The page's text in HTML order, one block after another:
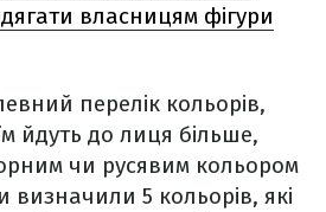
власницям фігури
перелік кольорів,
йдуть до лиця більше,
чи русявим кольором
визначили 5 кольорів, які